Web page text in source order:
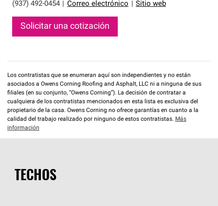
(937) 492-0454 Correo electrónico Sitio web
Solicitar una cotización
Los contratistas que se enumeran aquí son independientes y no están
asociados a Owens Corning Roofing and Asphalt, LLC ni a ninguna de sus
filiales (en su conjunto, “Owens Corning”). La decisión de contratar a
cualquiera de los contratistas mencionados en esta lista es exclusiva del
propietario de la casa. Owens Corning no ofrece garantías en cuanto a la
calidad del trabajo realizado por ninguno de estos contratistas. Más
información
TECHOS